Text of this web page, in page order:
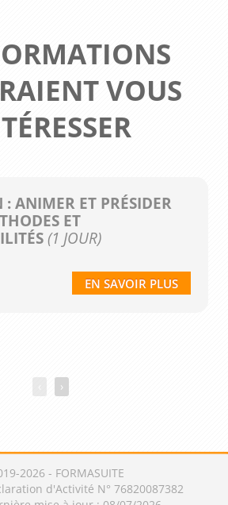
VOUS
ANIMER ET PRÉSIDER
ET
(1 JOUR)
EN SAVOIR PLUS
›
2026 - FORMASUITE
d'Activité N° 76820087382